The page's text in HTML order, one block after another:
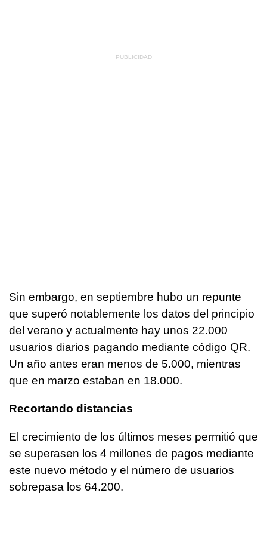
Sin embargo, en septiembre hubo un repunte
que superó notablemente los datos del principio
del verano y actualmente hay unos 22.000
usuarios diarios pagando mediante código QR.
Un año antes eran menos de 5.000, mientras
que en marzo estaban en 18.000.
Recortando distancias
El crecimiento de los últimos meses permitió que
se superasen los 4 millones de pagos mediante
este nuevo método y el número de usuarios
sobrepasa los 64.200.